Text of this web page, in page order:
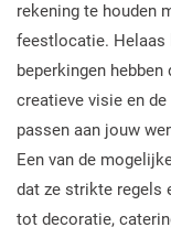
rekening te houden
feestlocatie. Helaas
beperkingen
creatieve visie en
passen aan jouw
Een van de
dat ze strikte regels
tot decoratie,